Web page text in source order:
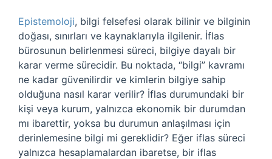
Epistemoloji, bilgi felsefesi olarak bilinir ve bilginin
doğası, sınırları ve kaynaklarıyla ilgilenir. İflas
bürosunun belirlenmesi süreci, bilgiye dayalı bir
karar verme sürecidir. Bu noktada, “bilgi” kavramı
ne kadar güvenilirdir ve kimlerin bilgiye sahip
olduğuna nasıl karar verilir? İflas durumundaki bir
kişi veya kurum, yalnızca ekonomik bir durumdan
mı ibarettir, yoksa bu durumun anlaşılması için
derinlemesine bilgi mi gereklidir? Eğer iflas süreci
yalnızca hesaplamalardan ibaretse, bir iflas